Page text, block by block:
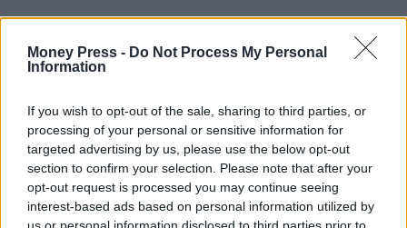
Money Press - Do Not Process My Personal
Information
If you wish to opt-out of the sale, sharing to third parties, or
processing of your personal or sensitive information for
targeted advertising by us, please use the below opt-out
section to confirm your selection. Please note that after your
opt-out request is processed you may continue seeing
interest-based ads based on personal information utilized by
us or personal information disclosed to third parties prior to